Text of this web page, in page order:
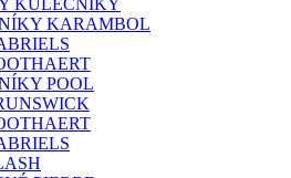
KULEČNÍKY
KARAMBOL
POOL